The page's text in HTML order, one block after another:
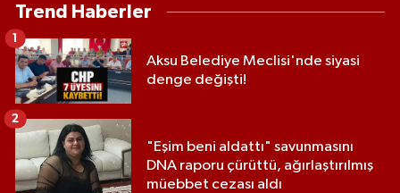
Trend Haberler
Aksu Belediye Meclisi'nde siyasi
denge değişti!
1
"Eşim beni aldattı" savunmasını
DNA raporu çürüttü, ağırlaştırılmış
müebbet cezası aldı
2